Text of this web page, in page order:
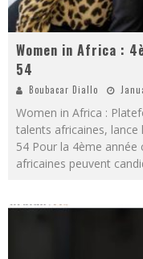
Women in Africa :
54
Boubacar Diallo
Women in Africa :
talents africaines,
54 Pour la 4ème année
africaines peuvent